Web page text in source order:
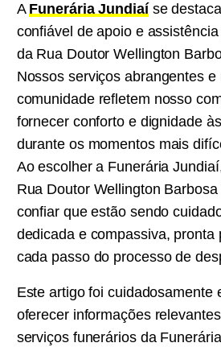
A Funerária Jundiaíse
confiável de apoio e
da Rua Doutor Wellington
Nossos serviços abrangentes
comunidade refletem nosso
fornecer conforto e dignidade
durante os momentos mais
Ao escolher a Funerária
Rua Doutor Wellington
confiar que estão sendo
dedicada e compassiva, pronta
cada passo do processo de
Este artigo foi cuidadosamente
oferecer informações
serviços funerários da